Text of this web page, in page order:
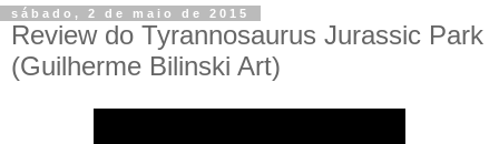
sábado, 2 de maio de 2015
Review do Tyrannosaurus Jurassic Park
(Guilherme Bilinski Art)